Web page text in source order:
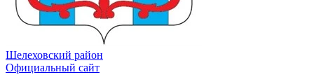
Шелеховский район
Официальный сайт